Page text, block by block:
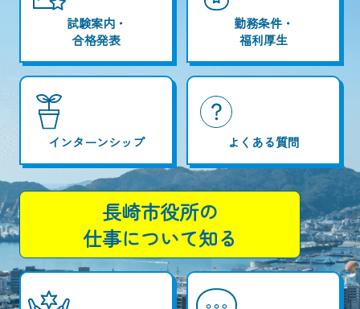
試験案内・
合格発表
勤務条件・
福利厚生
インターンシップ よくある質問
長崎市役所の
仕事について知る